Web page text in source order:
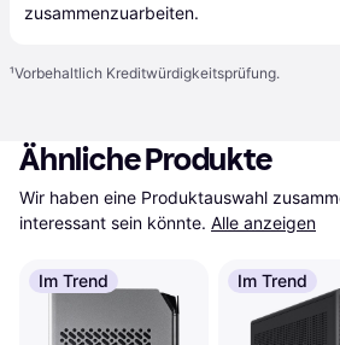
zusammenzuarbeiten.
¹Vorbehaltlich Kreditwürdigkeitsprüfung.
Ähnliche Produkte
Wir haben eine Produktauswahl
interessant sein könnte. Alle anzeigen
Im Trend Im Trend